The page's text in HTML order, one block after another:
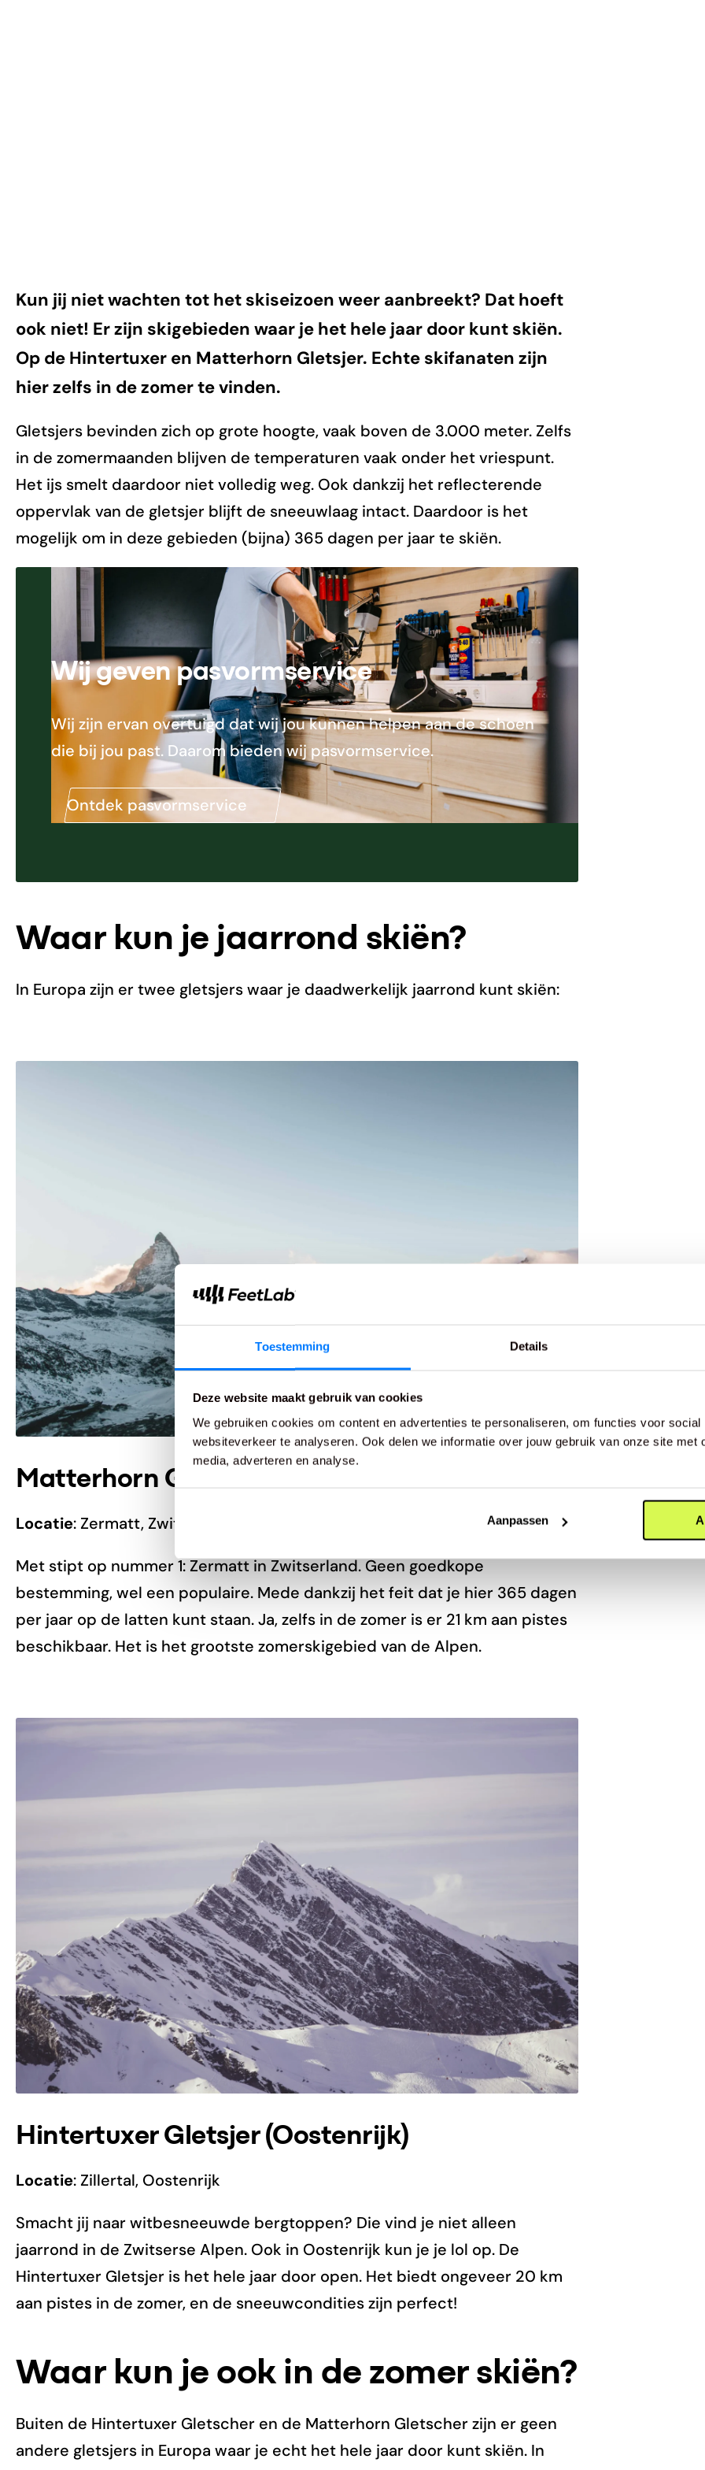
Toestemming Details
Deze website maakt gebruik van cookies
We gebruiken cookies om content en advertenties te personaliseren, om functies voor
websiteverkeer te analyseren. Ook delen we informatie over jouw gebruik van onze site met
media, adverteren en analyse.
Aanpassen
Kun jij niet wachten tot het skiseizoen weer aanbreekt? Dat hoeft
ook niet! Er zijn skigebieden waar je het hele jaar door kunt skiën.
Op de Hintertuxer en Matterhorn Gletsjer. Echte skifanaten zijn
hier zelfs in de zomer te vinden.
Gletsjers bevinden zich op grote hoogte, vaak boven de 3.000 meter. Zelfs
in de zomermaanden blijven de temperaturen vaak onder het vriespunt.
Het ijs smelt daardoor niet volledig weg. Ook dankzij het reflecterende
oppervlak van de gletsjer blijft de sneeuwlaag intact. Daardoor is het
mogelijk om in deze gebieden (bijna) 365 dagen per jaar te skiën.
Wij geven pasvormservice
Wij zijn ervan overtuigd dat wij jou kunnen helpen aan de schoen
die bij jou past. Daarom bieden wij pasvormservice.
Ontdek pasvormservice
Waar kun je jaarrond skiën?
In Europa zijn er twee gletsjers waar je daadwerkelijk jaarrond kunt skiën:
Matterhorn Gletsjer (Zwitserland)
Locatie: Zermatt, Zwitserland
Met stipt op nummer 1: Zermatt in Zwitserland. Geen goedkope
bestemming, wel een populaire. Mede dankzij het feit dat je hier 365 dagen
per jaar op de latten kunt staan. Ja, zelfs in de zomer is er 21 km aan pistes
beschikbaar. Het is het grootste zomerskigebied van de Alpen.
Hintertuxer Gletsjer (Oostenrijk)
Locatie: Zillertal, Oostenrijk
Smacht jij naar witbesneeuwde bergtoppen? Die vind je niet alleen
jaarrond in de Zwitserse Alpen. Ook in Oostenrijk kun je je lol op. De
Hintertuxer Gletsjer is het hele jaar door open. Het biedt ongeveer 20 km
aan pistes in de zomer, en de sneeuwcondities zijn perfect!
Waar kun je ook in de zomer skiën?
Buiten de Hintertuxer Gletscher en de Matterhorn Gletscher zijn er geen
andere gletsjers in Europa waar je echt het hele jaar door kunt skiën. In